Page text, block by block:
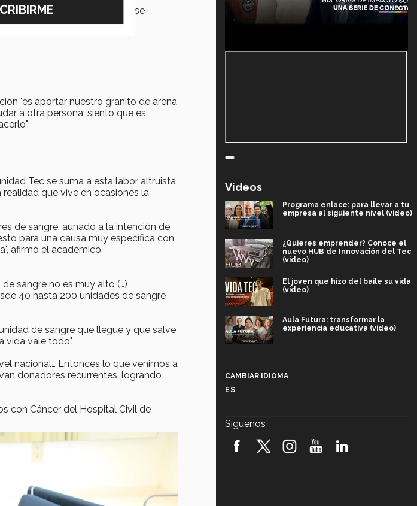
con cáncer, ya que la sangre se
"es aportar nuestro granito de arena
a otra persona; siento que es
Tec se suma a esta labor altruista
que vive en ocasiones la
de sangre, aunado a la intención de
para una causa muy específica con
afirmó el académico.
sangre no es muy alto (…)
40 hasta 200 unidades de sangre
de sangre que llegue y que salve
vida vale todo".
nacional… Entonces lo que venimos a
donadores recurrentes, logrando
con Cáncer del Hospital Civil de
Videos
Programa enlace: para llevar a tu
empresa al siguiente nivel (video)
¿Quieres emprender? Conoce el
nuevo HUB de Innovación del Tec
(video)
El joven que hizo del baile su vida
(video)
Aula Futura: transformar la
experiencia educativa (video)
robótica FIRST 2026! (video)
CAMBIAR IDIOMA
ES
Síguenos